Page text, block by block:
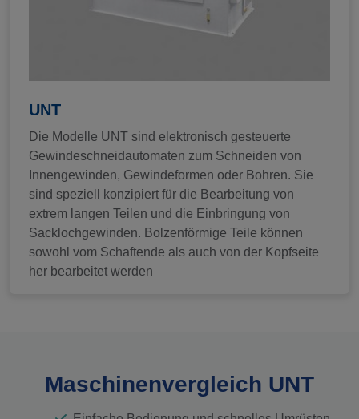
UNT
Die Modelle UNT sind elektronisch gesteuerte
Gewindeschneidautomaten zum Schneiden von
Innengewinden, Gewindeformen oder Bohren. Sie
sind speziell konzipiert für die Bearbeitung von
extrem langen Teilen und die Einbringung von
Sacklochgewinden. Bolzenförmige Teile können
sowohl vom Schaftende als auch von der Kopfseite
her bearbeitet werden
Maschinenvergleich UNT